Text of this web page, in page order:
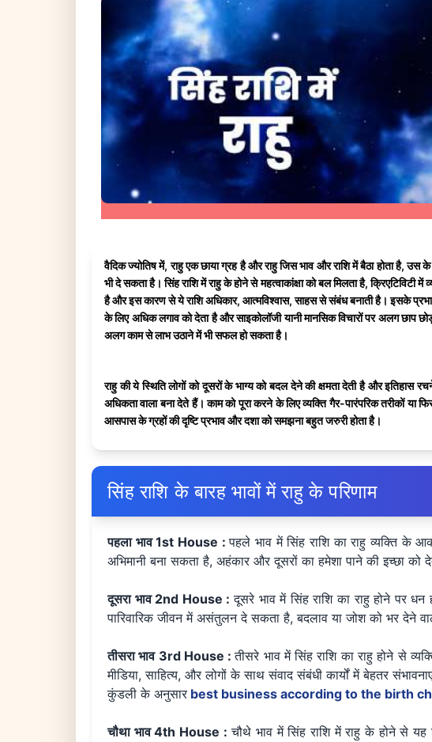
वैदिक ज्योतिष में, राहु एक छाया ग्रह है और राहु जिस भाव और राशि में बैठा होता है,
भी दे सकता है। सिंह राशि में राहु के होने से महत्वाकांक्षा को बल मिलता है,
है और इस कारण से ये राशि अधिकार, आत्मविश्वास, साहस से संबंध बनाती है। इसके
के लिए अधिक लगाव को देता है और साइकोलॉजी यानी मानसिक विचारों पर अलग
अलग काम से लाभ उठाने में भी सफल हो सकता है।
राहु की ये स्थिति लोगों को दूसरों के भाग्य को बदल देने की क्षमता देती है और
अधिकता वाला बना देते हैं। काम को पूरा करने के लिए व्यक्ति गैर-पारंपरिक तरीकों
आसपास के ग्रहों की दृष्टि प्रभाव और दशा को समझना बहुत जरुरी होता है।
सिंह राशि के बारह भावों में राहु के परिणाम
पहला भाव 1st House :पहले भाव में सिंह राशि का राहु व्यक्ति के
अभिमानी बना सकता है, अहंकार और दूसरों का हमेशा पाने की इच्छा को
दूसरा भाव 2nd House :दूसरे भाव में सिंह राशि का राहु होने पर
पारिवारिक जीवन में असंतुलन दे सकता है, बदलाव या जोश को भर देने
तीसरा भाव 3rd House :तीसरे भाव में सिंह राशि का राहु होने से
मीडिया, साहित्य, और लोगों के साथ संवाद संबंधी कार्यों में बेहतर
कुंडली के अनुसार best business according to the birth
चौथा भाव 4th House : चौथे भाव में सिंह राशि में राहु के होने से